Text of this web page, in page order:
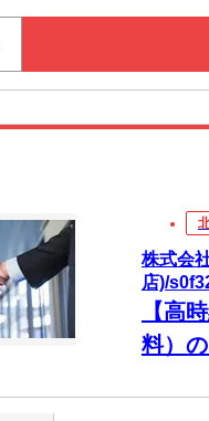
株式会
店)/
【高
料）